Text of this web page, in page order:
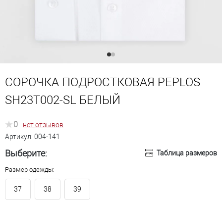
СОРОЧКА ПОДРОСТКОВАЯ PEPLOS
SH23T002-SL БЕЛЫЙ
0
нет отзывов
Артикул: 004-141
Выберите: Таблица размеров
Размер одежды:
37 38 39